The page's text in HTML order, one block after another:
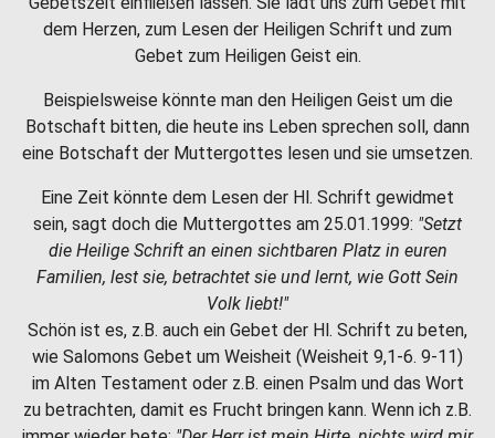
dem Herzen, zum Lesen der Heiligen Schrift und zum
Gebet zum Heiligen Geist ein.
Beispielsweise könnte man den Heiligen Geist um die
Botschaft bitten, die heute ins Leben sprechen soll, dann
eine Botschaft der Muttergottes lesen und sie umsetzen.
Eine Zeit könnte dem Lesen der Hl. Schrift gewidmet
sein, sagt doch die Muttergottes am 25.01.1999: "Setzt
die Heilige Schrift an einen sichtbaren Platz in euren
Familien, lest sie, betrachtet sie und lernt, wie Gott Sein
Volk liebt!"
Schön ist es, z.B. auch ein Gebet der Hl. Schrift zu beten,
wie Salomons Gebet um Weisheit (Weisheit 9,1-6. 9-11)
im Alten Testament oder z.B. einen Psalm und das Wort
zu betrachten, damit es Frucht bringen kann. Wenn ich z.B.